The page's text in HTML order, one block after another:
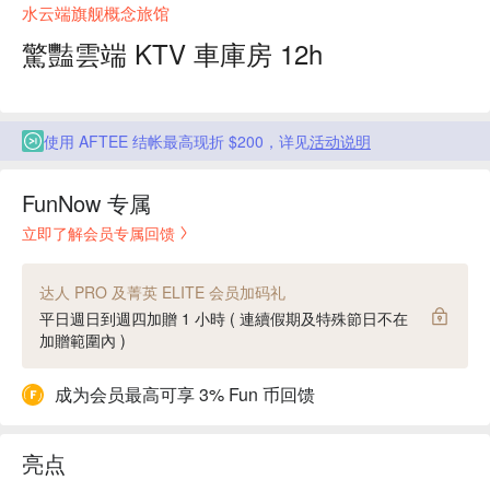
水云端旗舰概念旅馆
驚豔雲端 KTV 車庫房 12h
使用 AFTEE 结帐最高现折 $200，详见活动说明
FunNow 专属
立即了解会员专属回馈
达人 PRO 及菁英 ELITE 会员加码礼
平日週日到週四加贈 1 小時 ( 連續假期及特殊節日不在
加贈範圍內 )
成为会员最高可享 3% Fun 币回馈
亮点